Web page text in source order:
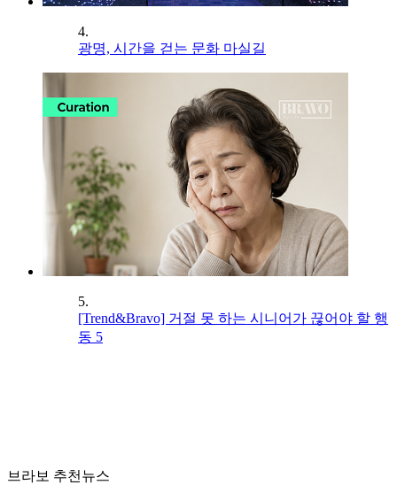
4.
광명, 시간을 걷는 문화 마실길
5.
[Trend&Bravo] 거절 못 하는 시니어가 끊어야 할 행
동 5
브라보 추천뉴스